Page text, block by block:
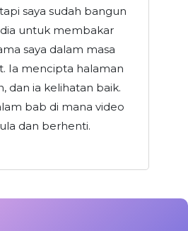
saya sudah bangun
untuk membakar
saya dalam masa
Ia mencipta halaman
dan ia kelihatan baik.
bab di mana video
dan berhenti.